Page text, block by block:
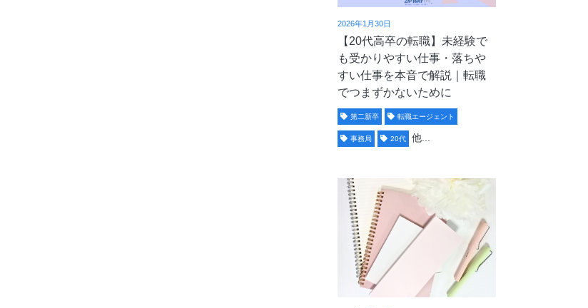
2026年1月30日
【20代高卒の転職】未経験で
も受かりやすい仕事・落ちや
すい仕事を本音で解説｜転職
でつまずかないために
第二新卒 転職エージェント
事務局 20代 他...